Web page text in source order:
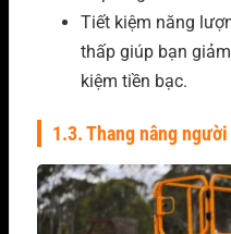
Tiết kiệm năng
thấp giúp bạn
kiệm tiền bạc.
1.3. Thang nâng